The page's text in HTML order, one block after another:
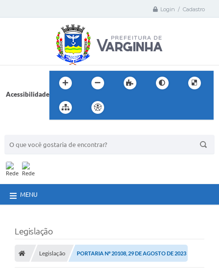
Login / Cadastro
Acessibilidade
MENU
Legislação
Legislação PORTARIA Nº 20108, 29 DE AGOSTO DE 2023